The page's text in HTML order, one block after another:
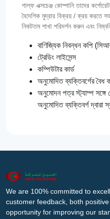
গাল্‌ফ এক্সচেঞ্জ কোম্পানি তাদের
বৈদেশিক মুদ্রার বিক্রয় / ক্রয় করতে
নিকটতম শাখা পরিদর্শন করুন এবং
বাণিজ্যিক নিবন্ধন কপি
ট্রেডিং লাইসেন্স
কম্পিউটার কার্ড
অনুমোদিত ব্যক্তিবর্গের বৈধ
অনুমোদন পত্র স্ট্যাম্প সঙ্গে
অনুমোদিত ব্যক্তিবর্গ দ্বারা
We are 100% committed to
customer feedback, both
opportunity for improving our